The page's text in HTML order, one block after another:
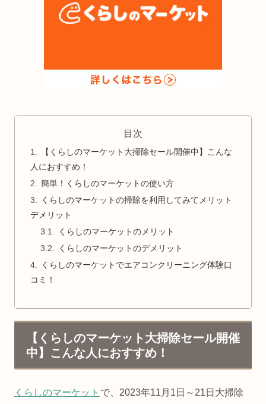
目次
【くらしのマーケット大掃除セール開催中】こんな
人におすすめ！
簡単！くらしのマーケットの使い方
くらしのマーケットの掃除を利用してみてメリット
デメリット
くらしのマーケットのメリット
くらしのマーケットのデメリット
くらしのマーケットでエアコンクリーニング体験口
コミ！
【くらしのマーケット大掃除セール開催
中】こんな人におすすめ！
くらしのマーケット で、2023年11月1日～21日大掃除